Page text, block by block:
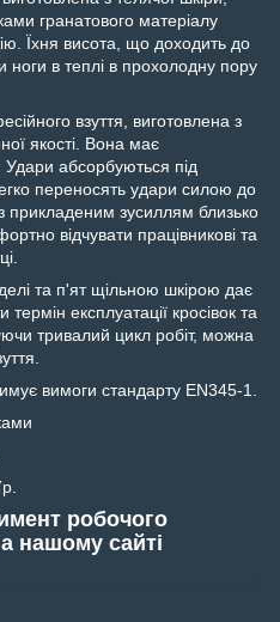
гранатового матеріалу
Їхня висота, що доходить до
ноги в теплі в прохолодну пору
взуття, виготовлена з
якості. Вона має
Удари абсорбуються під
переносять удари силою до
прикладеним зусиллям близько
відчувати працівникові та
та п'ят щільною шкірою дає
експлуатації кросівок та
тривалий цикл робіт, можна
вимоги стандарту EN345-1.
робочого
нашому сайті